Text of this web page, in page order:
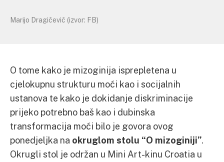
Marijo Dragičević (izvor: FB)
O tome kako je mizoginija isprepletena u
cjelokupnu strukturu moći kao i socijalnih
ustanova te kako je dokidanje diskriminacije
prijeko potrebno baš kao i dubinska
transformacija moći bilo je govora ovog
ponedjeljka na okruglom stolu “O mizoginiji”.
Okrugli stol je održan u Mini Art-kinu Croatia u